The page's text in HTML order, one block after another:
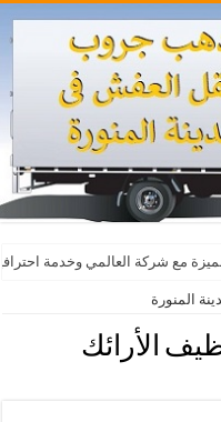
مع شركة العالمي وخدمة
المنورة
الأرائك